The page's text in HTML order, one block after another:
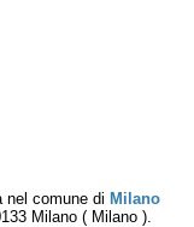
nel comune di Milano
Milano ( Milano ).